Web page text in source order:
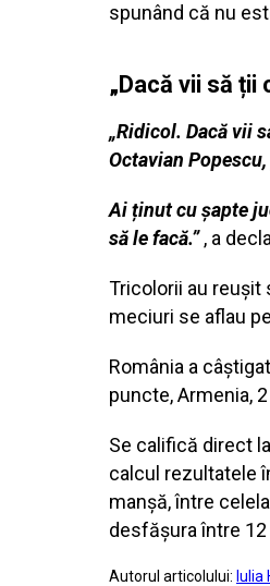
spunând că nu
„Dacă vii să
„Ridicol. Dacă vii
Octavian
Ai ținut cu șapte
să le facă.”, a
Tricolorii au reușit
meciuri se aflau
România a
puncte, Armenia,
Se califică direct
calcul rezultatele
manșă, între
desfășura între
Autorul articolului: Iulia